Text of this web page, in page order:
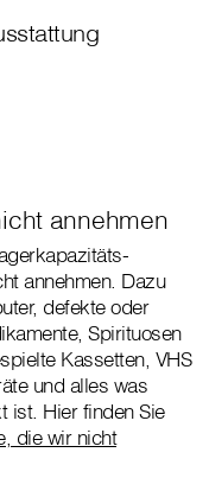
annehmen
annehmen. Dazu
defekte oder
Spirituosen
Kassetten, VHS
und alles was
ist. Hier finden Sie
die wir nicht